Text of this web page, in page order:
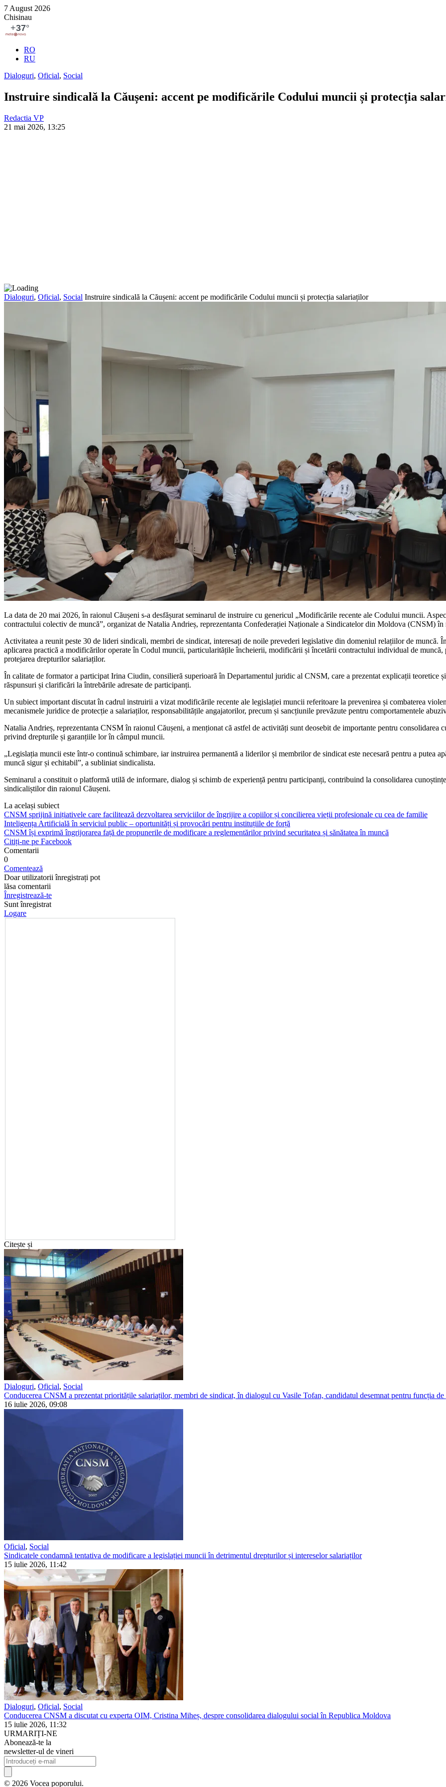
7 August 2026
Chisinau
RO
RU
Dialoguri, Oficial, Social
Instruire sindicală la Căușeni: accent pe modificările Codului muncii și protecția
Redactia VP
21 mai 2026, 13:25
Dialoguri, Oficial, Social Instruire sindicală la Căușeni: accent pe modificările Codului muncii și protecția salariaților
La data de 20 mai 2026, în raionul Căușeni s-a desfășurat seminarul de instruire cu genericul „Modificările recente ale Codului muncii.
contractului colectiv de muncă”, organizat de Natalia Andrieș, reprezentanta Confederației Naționale a Sindicatelor din Moldova (CNSM) în
Activitatea a reunit peste 30 de lideri sindicali, membri de sindicat, interesați de noile prevederi legislative din domeniul relațiilor de muncă.
aplicarea practică a modificărilor operate în Codul muncii, particularitățile încheierii, modificării și încetării contractului individual de
protejarea drepturilor salariaților.
În calitate de formator a participat Irina Ciudin, consilieră superioară în Departamentul juridic al CNSM, care a prezentat explicații teoretice
răspunsuri și clarificări la întrebările adresate de participanți.
Un subiect important discutat în cadrul instruirii a vizat modificările recente ale legislației muncii referitoare la prevenirea și combaterea
mecanismele juridice de protecție a salariaților, responsabilitățile angajatorilor, precum și sancțiunile prevăzute pentru comportamentele
Natalia Andrieș, reprezentanta CNSM în raionul Căușeni, a menționat că astfel de activități sunt deosebit de importante pentru
privind drepturile și garanțiile lor în câmpul muncii.
„Legislația muncii este într-o continuă schimbare, iar instruirea permanentă a liderilor și membrilor de sindicat este necesară pentru a putea
muncă sigur și echitabil”, a subliniat sindicalista.
Seminarul a constituit o platformă utilă de informare, dialog și schimb de experiență pentru participanți, contribuind la consolidarea
sindicaliștilor din raionul Căușeni.
La același subiect
CNSM sprijină inițiativele care facilitează dezvoltarea serviciilor de îngrijire a copiilor și concilierea vieții profesionale cu cea de familie
Inteligența Artificială în serviciul public – oportunități și provocări pentru instituțiile de forță
CNSM își exprimă îngrijorarea față de propunerile de modificare a reglementărilor privind securitatea și sănătatea în muncă
Citiți-ne pe Facebook
Comentarii
0
Comentează
Doar utilizatorii înregistrați pot
lăsa comentarii
Înregistrează-te
Sunt înregistrat
Logare
Citește și
Dialoguri, Oficial, Social
Conducerea CNSM a prezentat prioritățile salariaților, membri de sindicat, în dialogul cu Vasile Tofan, candidatul desemnat pentru funcția
16 iulie 2026, 09:08
Oficial, Social
Sindicatele condamnă tentativa de modificare a legislației muncii în detrimentul drepturilor și intereselor salariaților
15 iulie 2026, 11:42
Dialoguri, Oficial, Social
Conducerea CNSM a discutat cu experta OIM, Cristina Miheș, despre consolidarea dialogului social în Republica Moldova
15 iulie 2026, 11:32
URMARIȚI-NE
Abonează-te la
newsletter-ul de vineri
© 2026 Vocea poporului.